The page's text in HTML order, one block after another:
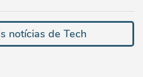
notícias de Tech